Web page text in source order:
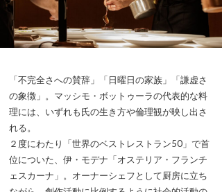
「不完全さへの賛辞」「日曜日の家族」「謙虚さ
の象徴」。マッシモ・ボットゥーラの代表的な料
理には、いずれも氏の生き方や倫理観が映し出さ
れる。
２度にわたり「世界のベストレストラン50」で首
位についた、伊・モデナ「オステリア・フランチ
ェスカーナ」。オーナーシェフとして厨房に立ち